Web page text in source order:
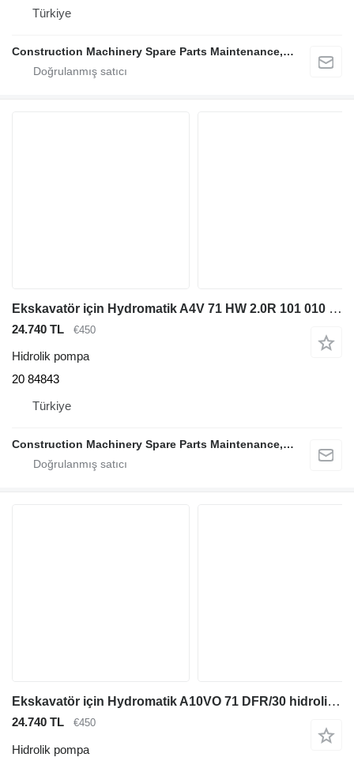
Türkiye
Construction Machinery Spare Parts Maintenance, Repair and Sales Company
Ekskavatör için Hydromatik A4V 71 HW 2.0R 101 010 20 84843 hidrolik pompa
24.740 TL €450
Hidrolik pompa
20 84843
Türkiye
Construction Machinery Spare Parts Maintenance, Repair and Sales Company
Ekskavatör için Hydromatik A10VO 71 DFR/30 hidrolik pompa
24.740 TL €450
Hidrolik pompa